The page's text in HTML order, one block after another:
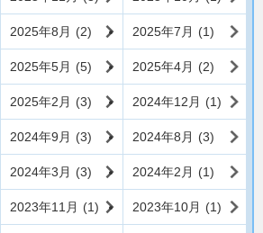
2025年8月 (2) 2025年7月 (1)
2025年5月 (5) 2025年4月 (2)
2025年2月 (3) 2024年12月 (1)
2024年9月 (3) 2024年8月 (3)
2024年3月 (3) 2024年2月 (1)
2023年11月 (1) 2023年10月 (1)